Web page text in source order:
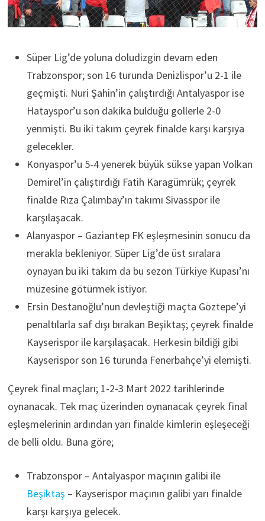
Süper Lig’de yoluna doludizgin devam eden
Trabzonspor; son 16 turunda Denizlispor’u 2-1 ile
geçmişti. Nuri Şahin’in çalıştırdığı Antalyaspor ise
Hatayspor’u son dakika bulduğu gollerle 2-0
yenmişti. Bu iki takım çeyrek finalde karşı karşıya
gelecekler.
Konyaspor’u 5-4 yenerek büyük sükse yapan Volkan
Demirel’in çalıştırdığı Fatih Karagümrük; çeyrek
finalde Rıza Çalımbay’ın takımı Sivasspor ile
karşılaşacak.
Alanyaspor – Gaziantep FK eşleşmesinin sonucu da
merakla bekleniyor. Süper Lig’de üst sıralara
oynayan bu iki takım da bu sezon Türkiye Kupası’nı
müzesine götürmek istiyor.
Ersin Destanoğlu’nun devleştiği maçta Göztepe’yi
penaltılarla saf dışı bırakan Beşiktaş; çeyrek finalde
Kayserispor ile karşılaşacak. Herkesin bildiği gibi
Kayserispor son 16 turunda Fenerbahçe’yi elemişti.
Çeyrek final maçları; 1-2-3 Mart 2022 tarihlerinde
oynanacak. Tek maç üzerinden oynanacak çeyrek final
eşleşmelerinin ardından yarı finalde kimlerin eşleşeceği
de belli oldu. Buna göre;
Trabzonspor – Antalyaspor maçının galibi ile
Beşiktaş – Kayserispor maçının galibi yarı finalde
karşı karşıya gelecek.